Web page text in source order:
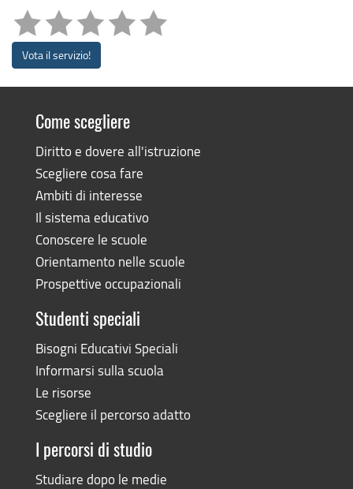
Vota il servizio!
Come scegliere
Diritto e dovere all'istruzione
Scegliere cosa fare
Ambiti di interesse
Il sistema educativo
Conoscere le scuole
Orientamento nelle scuole
Prospettive occupazionali
Studenti speciali
Bisogni Educativi Speciali
Informarsi sulla scuola
Le risorse
Scegliere il percorso adatto
I percorsi di studio
Studiare dopo le medie